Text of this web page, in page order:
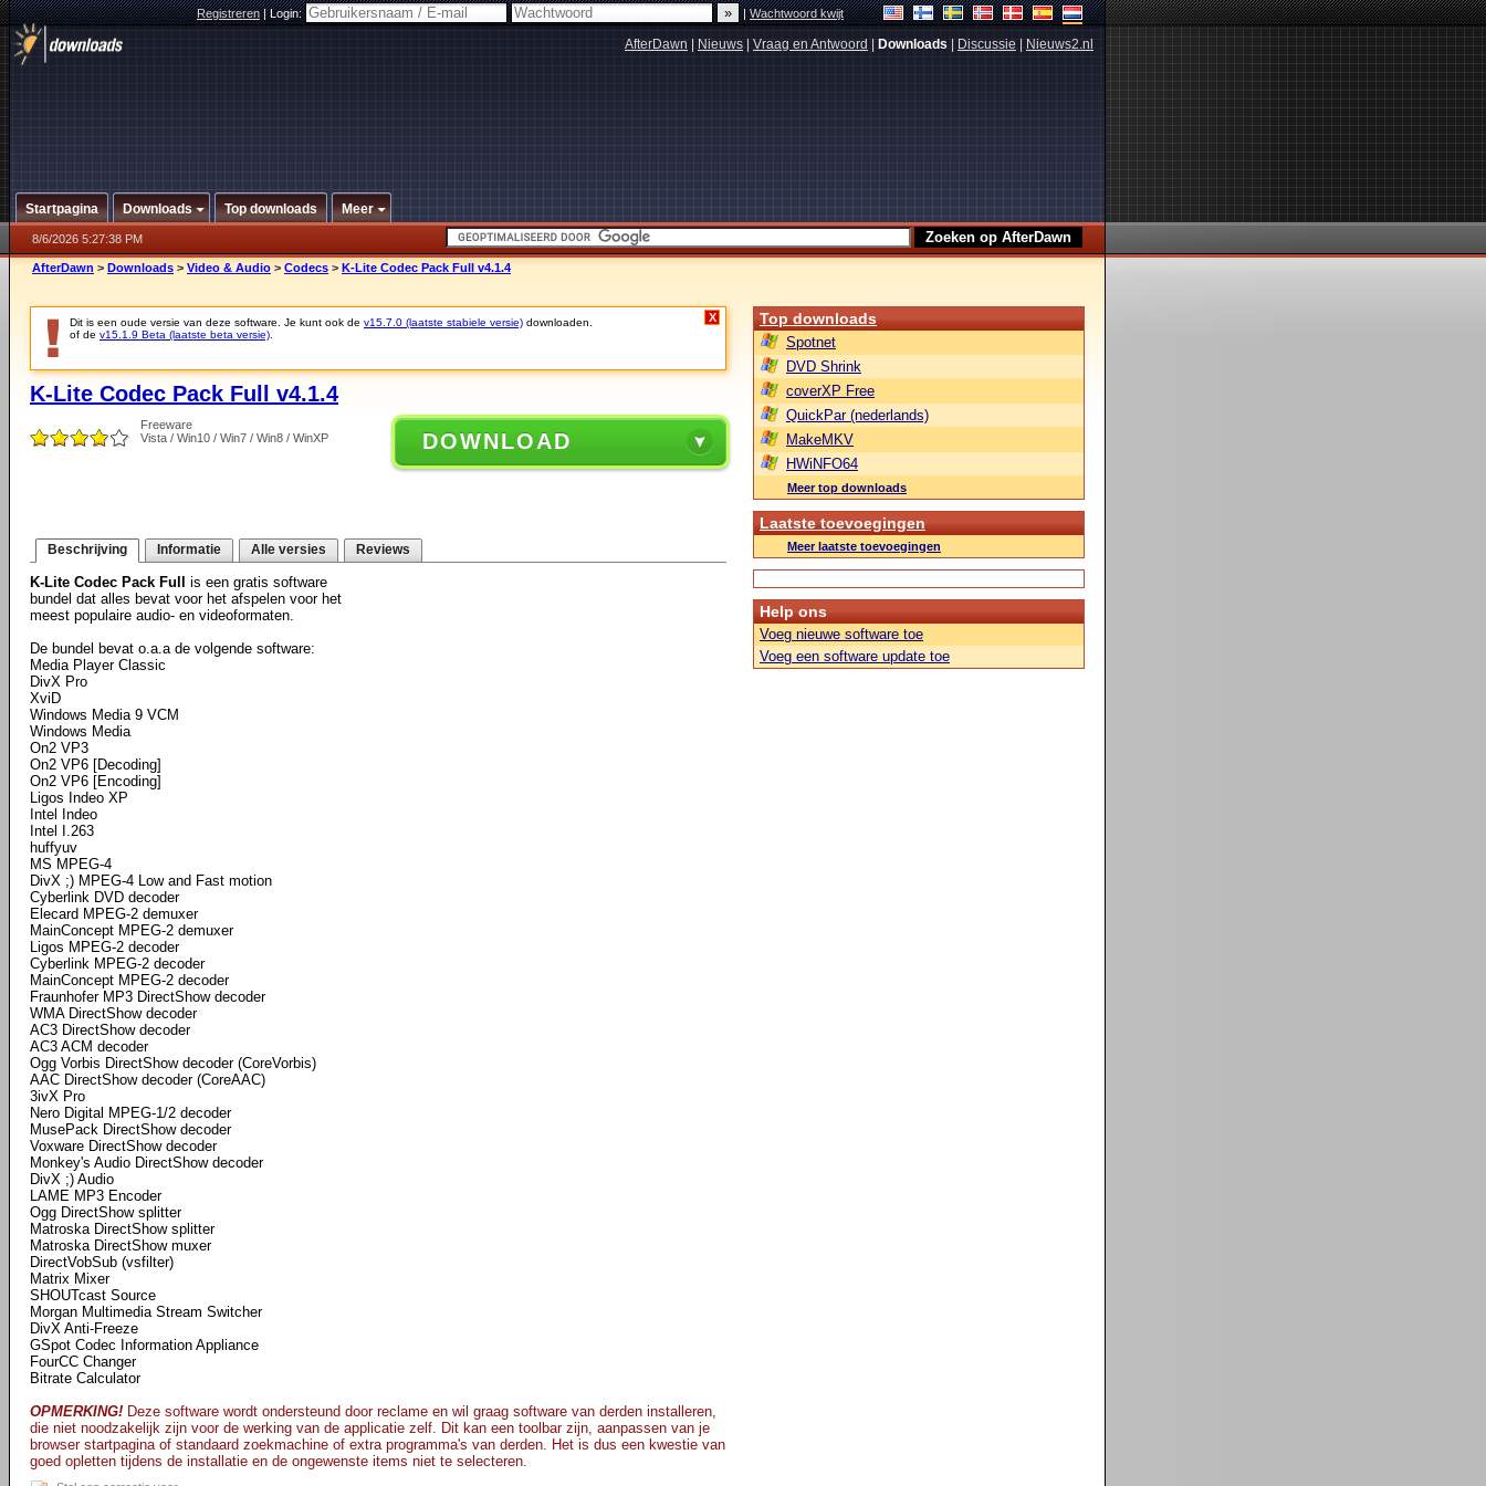
Registreren|Login: |Wachtwoord kwijt
AfterDawn Nieuws Vraag en Antwoord Downloads Discussie Nieuws2.nl
Startpagina Downloads Top downloads Meer
8/6/2026 5:27:38 PM
AfterDawn > Downloads > Video & Audio > Codecs > K-Lite Codec Pack Full v4.1.4
Dit is een oude versie van deze software. Je kunt ook de v15.7.0 (laatste stabiele versie) downloaden.
of de v15.1.9 Beta (laatste beta versie)
X
K-Lite Codec Pack Full v4.1.4
Freeware
Vista / Win10 / Win7 / Win8 / WinXP
DOWNLOAD
Beschrijving Informatie Alle versies Reviews
K-Lite Codec Pack Full
is een gratis software
bundel dat alles bevat voor het afspelen voor het
meest populaire audio- en videoformaten.
De bundel bevat o.a.a de volgende software:
Media Player Classic
DivX Pro
XviD
Windows Media 9 VCM
Windows Media
On2 VP3
On2 VP6 [Decoding]
On2 VP6 [Encoding]
Ligos Indeo XP
Intel Indeo
Intel I.263
huffyuv
MS MPEG-4
DivX ;) MPEG-4 Low and Fast motion
Cyberlink DVD decoder
Elecard MPEG-2 demuxer
MainConcept MPEG-2 demuxer
Ligos MPEG-2 decoder
Cyberlink MPEG-2 decoder
MainConcept MPEG-2 decoder
Fraunhofer MP3 DirectShow decoder
WMA DirectShow decoder
AC3 DirectShow decoder
AC3 ACM decoder
Ogg Vorbis DirectShow decoder (CoreVorbis)
AAC DirectShow decoder (CoreAAC)
3ivX Pro
Nero Digital MPEG-1/2 decoder
MusePack DirectShow decoder
Voxware DirectShow decoder
Monkey's Audio DirectShow decoder
DivX ;) Audio
LAME MP3 Encoder
Ogg DirectShow splitter
Matroska DirectShow splitter
Matroska DirectShow muxer
DirectVobSub (vsfilter)
Matrix Mixer
SHOUTcast Source
Morgan Multimedia Stream Switcher
DivX Anti-Freeze
GSpot Codec Information Appliance
FourCC Changer
Bitrate Calculator
OPMERKING! Deze software wordt ondersteund door reclame en wil graag software van derden installeren,
die niet noodzakelijk zijn voor de werking van de applicatie zelf. Dit kan een toolbar zijn, aanpassen van je
browser startpagina of standaard zoekmachine of extra programma's van derden. Het is dus een kwestie van
goed opletten tijdens de installatie en de ongewenste items niet te selecteren.
Top downloads
Spotnet
DVD Shrink
coverXP Free
QuickPar (nederlands)
MakeMKV
HWiNFO64
Meer top downloads
Laatste toevoegingen
Meer laatste toevoegingen
Help ons
Voeg nieuwe software toe
Voeg een software update toe